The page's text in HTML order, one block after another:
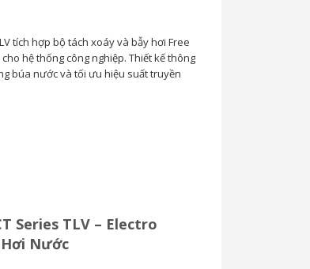
tích hợp bộ tách xoáy và bẫy hơi Free
hệ thống công nghiệp. Thiết kế thông
búa nước và tối ưu hiệu suất truyền
Series TLV – Electro
Nước